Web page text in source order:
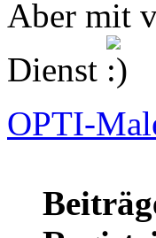
Aber mit
Dienst
OPTI-